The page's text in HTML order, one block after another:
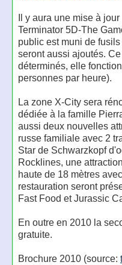
Il y aura une mise à
Terminator 5D-The
public est muni de
seront aussi ajoutés.
déterminés, elle
personnes par heure).
La zone X-City sera
dédiée à la famille
aussi deux nouvelles
russe familiale avec 2
Star de Schwarzkopf
Rocklines, une
haute de 18 mètres
restauration seront
Fast Food et Jurassic
En outre en 2010 la
gratuite.
Brochure 2010 (source: